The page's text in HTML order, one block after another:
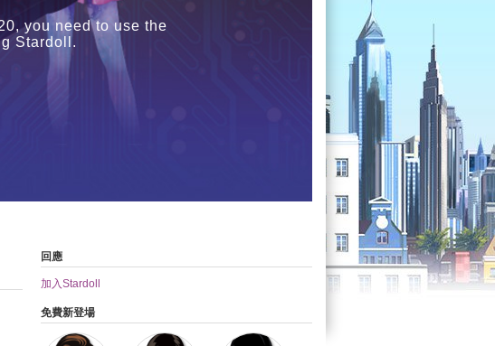
you need to use the
Stardoll.
回應
加入Stardoll
免費新登場